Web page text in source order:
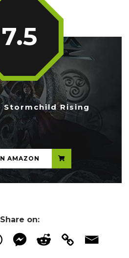
Stormchild Rising
7.5
...
AMAZON
Share on: